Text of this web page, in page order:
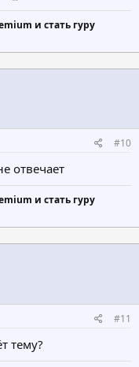
и стать гуру
#10
отвечает
и стать гуру
#11
тему?